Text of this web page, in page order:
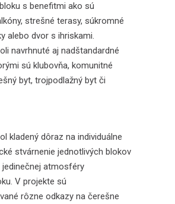
s benefitmi ako sú
strešné terasy, súkromné
alebo dvor s ihriskami.
navrhnuté aj nadštandardné
sú klubovňa, komunitné
byt, trojpodlažný byt či
kladený dôraz na individuálne
stvárnenie jednotlivých blokov
jedinečnej atmosféry
V projekte sú
rôzne odkazy na čerešne